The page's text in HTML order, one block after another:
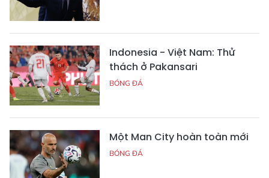
Indonesia - Việt Nam: Thử
thách ở Pakansari
BÓNG ĐÁ
Một Man City hoàn toàn mới
BÓNG ĐÁ